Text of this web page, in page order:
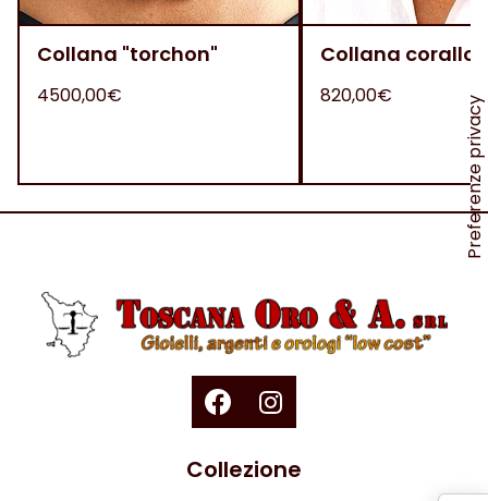
Collana "torchon"
4500,00€
Collana corallo
820,00€
Collezione